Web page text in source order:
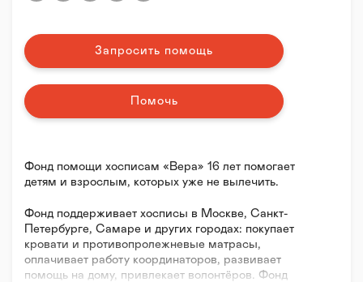
Фонд помощи хосписам «Вера» 16 лет помогает
детям и взрослым, которых уже не вылечить.
Фонд поддерживает хосписы в Москве, Санкт-
Петербурге, Самаре и других городах: покупает
кровати и противопролежневые матрасы,
оплачивает работу координаторов, развивает
помощь на дому, привлекает волонтёров. Фонд
Запросить помощь
Помочь